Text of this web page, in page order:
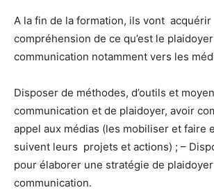
A la fin de la formation, ils vont
compréhension de ce qu’est le
communication notamment vers les
Disposer de méthodes, d’outils et
communication et de plaidoyer, avoir
appel aux médias (les mobiliser et faire
suivent leurs projets et actions) ; –
pour élaborer une stratégie de
communication.